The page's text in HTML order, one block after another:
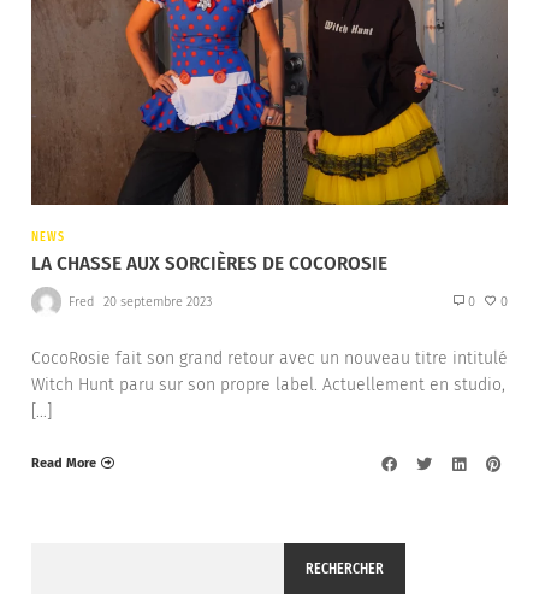
NEWS
LA CHASSE AUX SORCIÈRES DE COCOROSIE
Fred 20 septembre 2023 0 0
CocoRosie fait son grand retour avec un nouveau titre intitulé
Witch Hunt paru sur son propre label. Actuellement en studio,
[…]
Read More
RECHERCHER